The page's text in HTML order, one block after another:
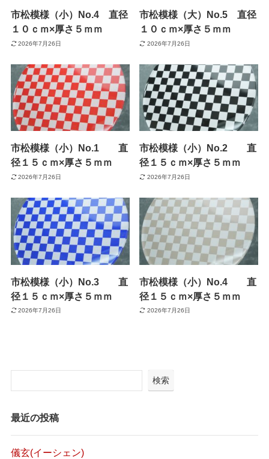
市松模様（小）No.4 直径
１０ｃｍ×厚さ５ｍｍ
2026年7月26日
市松模様（大）No.5 直径
１０ｃｍ×厚さ５ｍｍ
2026年7月26日
市松模様（小）No.1 直
径１５ｃｍ×厚さ５ｍｍ
2026年7月26日
市松模様（小）No.2 直
径１５ｃｍ×厚さ５ｍｍ
2026年7月26日
市松模様（小）No.3 直
径１５ｃｍ×厚さ５ｍｍ
2026年7月26日
市松模様（小）No.4 直
径１５ｃｍ×厚さ５ｍｍ
2026年7月26日
検索
最近の投稿
儀玄(イーシェン)